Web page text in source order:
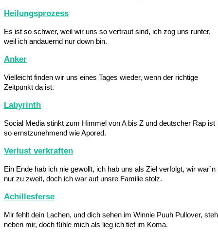
Heilungsprozess
Es ist so schwer, weil wir uns so vertraut sind, ich zog uns runter,
weil ich andauernd nur down bin.
Anker
Vielleicht finden wir uns eines Tages wieder, wenn der richtige
Zeitpunkt da ist.
Labyrinth
Social Media stinkt zum Himmel von A bis Z und deutscher Rap ist
so ernstzunehmend wie Apored.
Verlust verkraften
Ein Ende hab ich nie gewollt, ich hab uns als Ziel verfolgt, wir war`n
nur zu zweit, doch ich war auf unsre Familie stolz.
Achillesferse
Mir fehlt dein Lachen, und dich sehen im Winnie Puuh Pullover, steh
neben mir, doch fühle mich als lieg ich tief im Koma.